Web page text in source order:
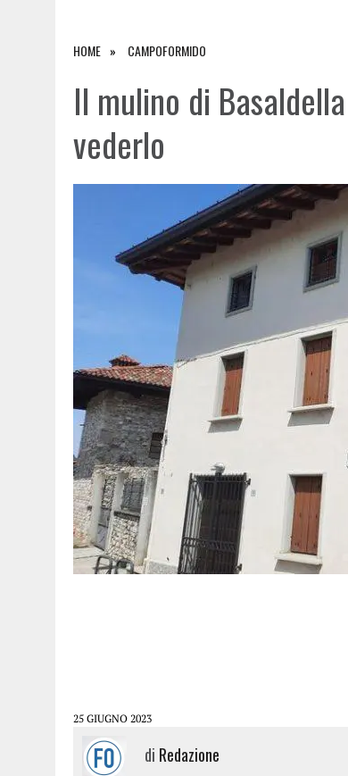
HOME CAMPOFORMIDO
Il mulino di
vederlo
25 GIUGNO 2023
di Redazione